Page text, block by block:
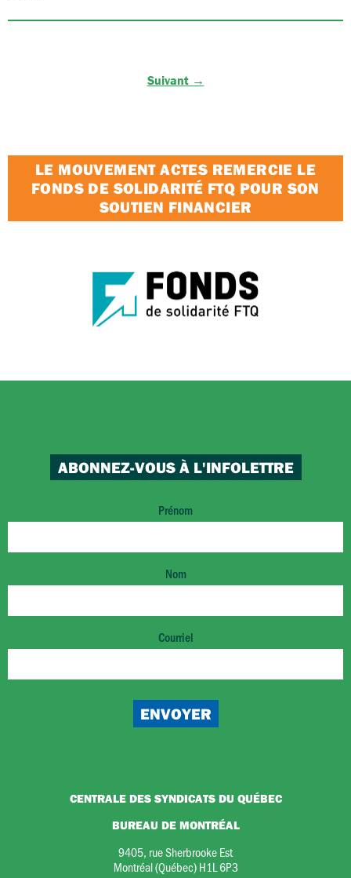
Suivant →
LE MOUVEMENT ACTES REMERCIE LE
FONDS DE SOLIDARITÉ FTQ POUR SON
SOUTIEN FINANCIER
ABONNEZ-VOUS À L'INFOLETTRE
Prénom
Nom
Courriel
CENTRALE DES SYNDICATS DU QUÉBEC
BUREAU DE MONTRÉAL
9405, rue Sherbrooke Est
Montréal (Québec) H1L 6P3